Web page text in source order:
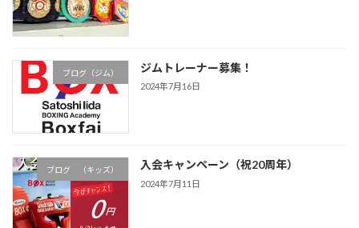
ブログ（ジム） ジムトレーナー募集！
2024年7月16日
ブログ （キッズ） 入会キャンペーン（祝20周年）
2024年7月11日